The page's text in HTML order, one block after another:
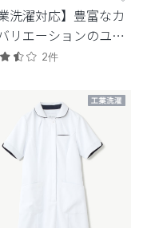
洗濯対応】豊富なカ
リエーションのユニ
ススクラブ
2件